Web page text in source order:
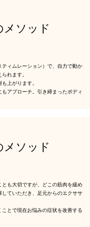
ソッド
ィムレーション）で、自力で動か
れます。
上がります。
アプローチ。引き締まったボディ
ソッド
も大切ですが、どこの筋肉を緩め
ていただき、足元からのエクササ
とで現在お悩みの症状を改善する